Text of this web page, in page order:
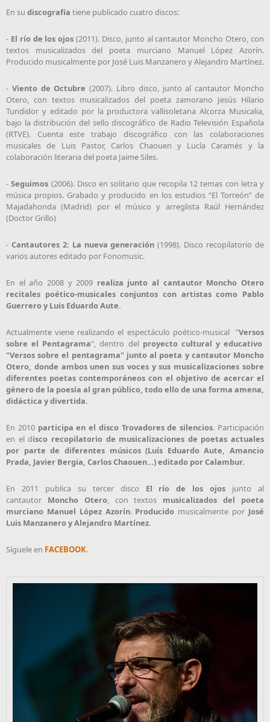
En su discografía tiene publicado cuatro discos:
- El río de los ojos (2011). Disco, junto al cantautor Moncho Otero, con
textos musicalizados del poeta murciano Manuel López Azorín.
Producido musicalmente por José Luis Manzanero y Alejandro Martínez.
- Viento de Octubre (2007). Libro disco, junto al cantautor Moncho
Otero, con textos musicalizados del poeta zamorano Jesús Hilario
Tundidor y editado por la productora vallisoletana Alcorza Musicalia,
bajo la distribución del sello discográfico de Radio Televisión Española
(RTVE). Cuenta este trabajo discográfico con las colaboraciones
musicales de Luis Pastor, Carlos Chaouen y Lucía Caramés y la
colaboración literaria del poeta Jaime Siles.
-Seguimos (2006). Disco en solitario que recopila 12 temas con letra y
música propios. Grabado y producido en los estudios “El Torreón” de
Majadahonda (Madrid) por el músico y arreglista Raúl Hernández
(Doctor Grillo)
- Cantautores 2: La nueva generación (1998). Disco recopilatorio de
varios autores editado por Fonomusic.
En el año 2008 y 2009 realiza junto al cantautor Moncho Otero
recitales poético-musicales conjuntos con artistas como Pablo
Guerrero y Luis Eduardo Aute.
Actualmente viene realizando el espectáculo poético-musical "Versos
sobre el Pentagrama", dentro del proyecto cultural y educativo
"Versos sobre el pentagrama" junto al poeta y cantautor Moncho
Otero, donde ambos unen sus voces y sus musicalizaciones sobre
diferentes poetas contemporáneos con el objetivo de acercar el
género de la poesía al gran público, todo ello de una forma amena,
didáctica y divertida.
En 2010 participa en el disco Trovadores de silencios. Participación
en el disco recopilatorio de musicalizaciones de poetas actuales
por parte de diferentes músicos (Luís Eduardo Aute, Amancio
Prada, Javier Bergia, Carlos Chaouen…) editado por Calambur.
En 2011 publica su tercer disco El río de los ojos junto al
cantautor Moncho Otero, con textos musicalizados del poeta
murciano Manuel López Azorín. Producido musicalmente por José
Luis Manzanero y Alejandro Martínez.
Síguele en FACEBOOK.